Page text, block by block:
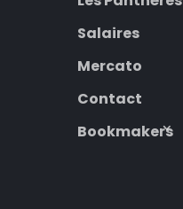
Salaires
Mercato
Contact
Bookmakers